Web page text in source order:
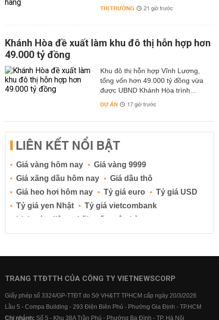
THỊ TRƯỜNG 21 giờ trước
Khánh Hòa đề xuất làm khu đô thị hỗn hợp hơn
49.000 tỷ đồng
Khu đô thị hỗn hợp Vĩnh Lương,
tổng vốn hơn 49.000 tỷ đồng vừa
được UBND Khánh Hòa trình...
DỰ ÁN 17 giờ trước
LIÊN KẾT NỔI BẬT
Giá vàng hôm nay
Giá vàng 9999
Giá xăng dầu hôm nay
Giá dầu thô
Giá heo hơi hôm nay
Tỷ giá euro
Tỷ giá USD
Tỷ giá yen Nhật
Tỷ giá vietcombank
Lịch cúp điện
Lãi suất ngân hàng
Lãi suất tiết kiệm
Lãi suất tiền gửi
Lãi suất ngân hàng BIDV
Lãi suất ngân hàng Vietcombank
TRANG TTĐTTH CỦA CÔNG TY VIETNEWSCORP
Giấy phép số 3324/GP-TTĐT do Sở VH&TT TPHCM cấp ngày 20/3/2026
Lầu 5 - Compa Building - 293 Điện Biên Phủ - Phường Gia Định - TP.HCM
Chi nhánh: Số 5 - Khu 38A Trần Phú - Phường Ba Đình - TP. Hà Nội